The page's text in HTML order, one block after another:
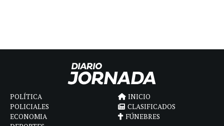
POLÍTICA
POLICIALES
ECONOMIA
INICIO
CLASIFICADOS
FÚNEBRES